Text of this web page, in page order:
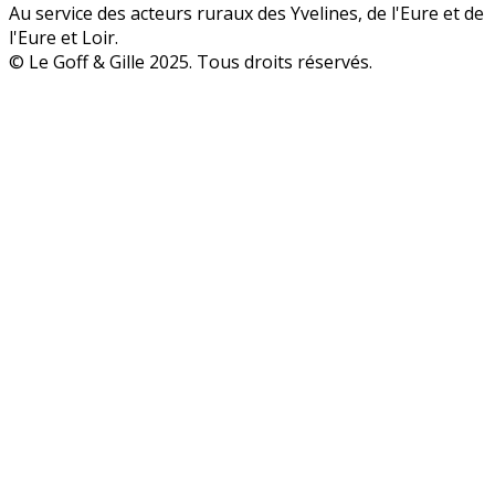
Au service des acteurs ruraux des Yvelines, de l'Eure et de
l'Eure et Loir.
© Le Goff & Gille 2025. Tous droits réservés.